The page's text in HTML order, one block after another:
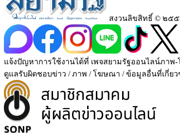
สงวนลิขสิทธิ์ © ๒๕๕
แจ้งปัญหาการใช้งานได้ที่ เพจสยามรัฐออนไลน์ภาพ-
ดูแลรับผิดชอบข่าว / ภาพ / โฆษณา / ข้อมูลอื่นที่เกี่ยว